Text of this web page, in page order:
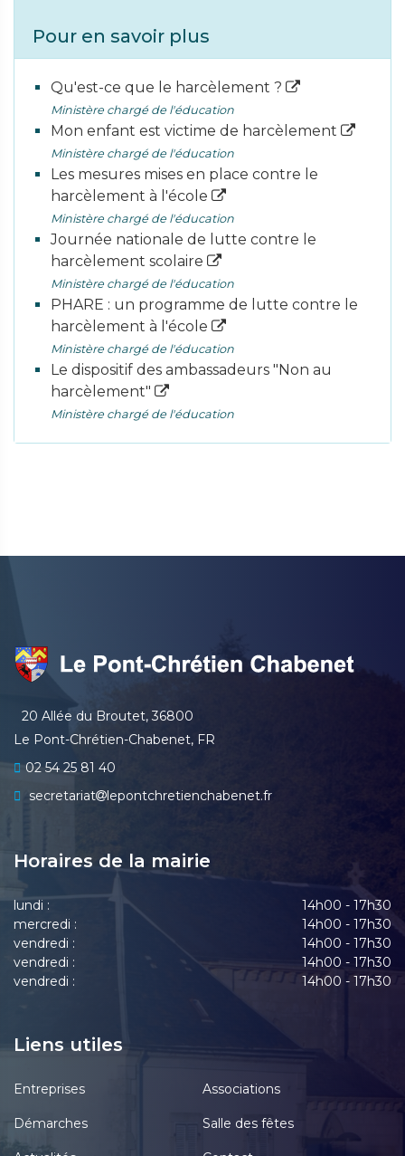
Pour en savoir plus
Qu'est-ce que le harcèlement ?
Ministère chargé de l'éducation
Mon enfant est victime de harcèlement
Ministère chargé de l'éducation
Les mesures mises en place contre le
harcèlement à l'école
Ministère chargé de l'éducation
Journée nationale de lutte contre le
harcèlement scolaire
Ministère chargé de l'éducation
PHARE : un programme de lutte contre le
harcèlement à l'école
Ministère chargé de l'éducation
Le dispositif des ambassadeurs "Non au
harcèlement"
Ministère chargé de l'éducation
20 Allée du Broutet, 36800
Le Pont-Chrétien-Chabenet, FR
02 54 25 81 40
secretariat
lepontchretienchabenet.fr
Horaires de la mairie
lundi :
14h00 - 17h30
mercredi :
14h00 - 17h30
vendredi :
14h00 - 17h30
vendredi :
14h00 - 17h30
vendredi :
14h00 - 17h30
Liens utiles
Entreprises Associations
Démarches Salle des fêtes